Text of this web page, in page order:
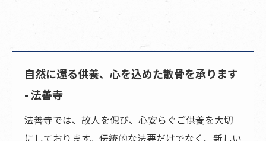
自然に還る供養、心を込めた散骨を承ります
- 法善寺
法善寺では、故人を偲び、心安らぐご供養を大切
にしております。伝統的な法要だけでなく、新しい